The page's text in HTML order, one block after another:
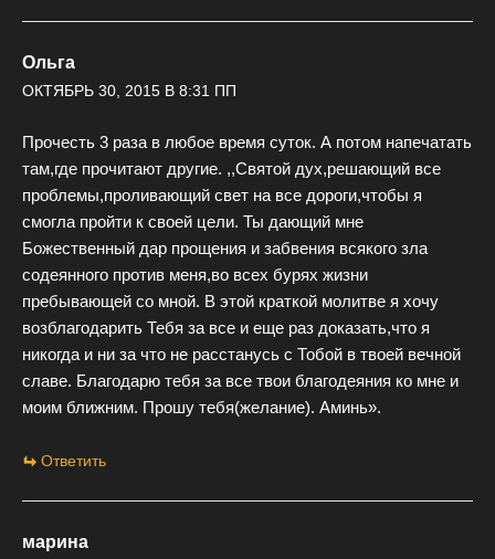
Ольга
ОКТЯБРЬ 30, 2015 В 8:31 ПП
Прочесть 3 раза в любое время суток. А потом напечатать
там,где прочитают другие. ,,Святой дух,решающий все
проблемы,проливающий свет на все дороги,чтобы я
смогла пройти к своей цели. Ты дающий мне
Божественный дар прощения и забвения всякого зла
содеянного против меня,во всех бурях жизни
пребывающей со мной. В этой краткой молитве я хочу
возблагодарить Тебя за все и еще раз доказать,что я
никогда и ни за что не расстанусь с Тобой в твоей вечной
славе. Благодарю тебя за все твои благодеяния ко мне и
моим ближним. Прошу тебя(желание). Аминь».
Ответить
марина